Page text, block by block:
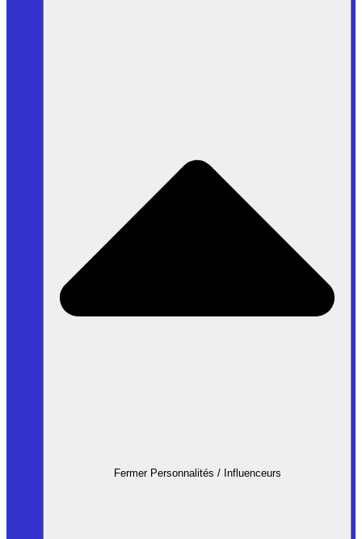
Fermer Personnalités / Influenceurs